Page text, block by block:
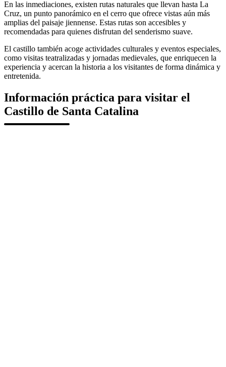
En las inmediaciones, existen rutas naturales que llevan hasta La
Cruz, un punto panorámico en el cerro que ofrece vistas aún más
amplias del paisaje jiennense. Estas rutas son accesibles y
recomendadas para quienes disfrutan del senderismo suave.
El castillo también acoge actividades culturales y eventos especiales,
como visitas teatralizadas y jornadas medievales, que enriquecen la
experiencia y acercan la historia a los visitantes de forma dinámica y
entretenida.
Información práctica para visitar el
Castillo de Santa Catalina